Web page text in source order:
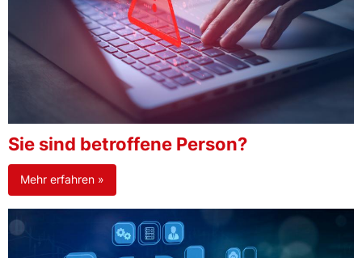
Sie sind betroffene Person?
Mehr erfahren »